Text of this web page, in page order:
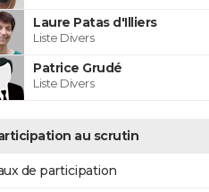
Laure Patas d'Illiers
Liste Divers
Patrice Grudé
Liste Divers
au scrutin
de participation